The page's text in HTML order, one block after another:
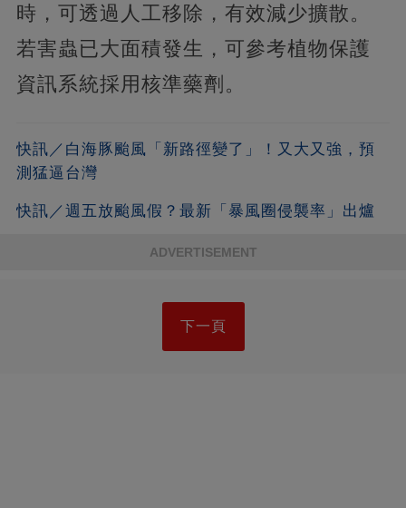
時，可透過人工移除，有效減少擴散。
若害蟲已大面積發生，可參考植物保護
資訊系統採用核準藥劑。
快訊／白海豚颱風「新路徑變了」！又大又強，預
測猛逼台灣
快訊／週五放颱風假？最新「暴風圈侵襲率」出爐
ADVERTISEMENT
下一頁